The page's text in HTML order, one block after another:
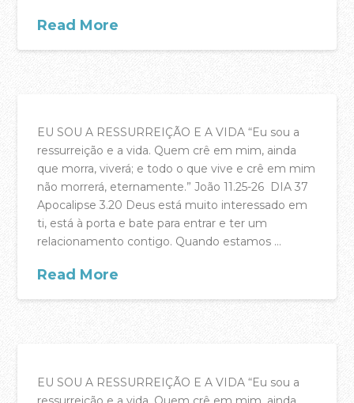
Read More
acasadac 04.13.2017
EU SOU A RESSURREIÇÃO E A VIDA “Eu sou a
ressurreição e a vida. Quem crê em mim, ainda
que morra, viverá; e todo o que vive e crê em mim
não morrerá, eternamente.” João 11.25-26 DIA 37
Apocalipse 3.20 Deus está muito interessado em
ti, está à porta e bate para entrar e ter um
relacionamento contigo. Quando estamos …
Read More
acasadac 04.12.2017
EU SOU A RESSURREIÇÃO E A VIDA “Eu sou a